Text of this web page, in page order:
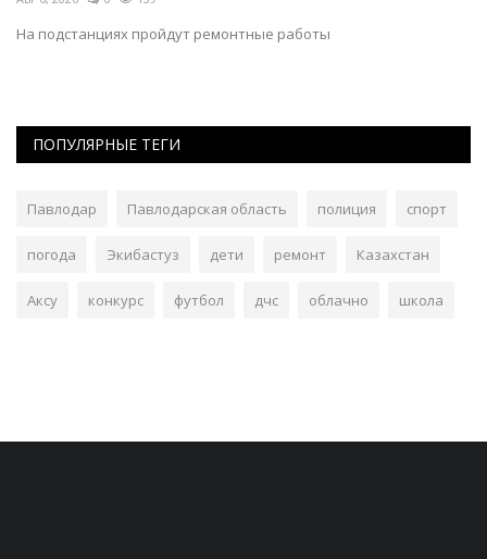
На подстанциях пройдут ремонтные работы
ПОПУЛЯРНЫЕ ТЕГИ
Павлодар Павлодарская область полиция спорт
погода Экибастуз дети ремонт Казахстан
Аксу конкурс футбол дчс облачно школа